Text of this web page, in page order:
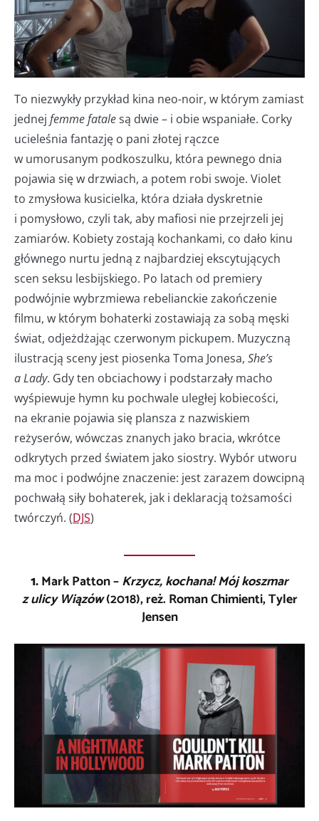
To niezwykły przykład kina neo-noir, w którym zamiast
jednej femme fatalesą dwie – i obie wspaniałe. Corky
ucieleśnia fantazję o pani złotej rączce
w umorusanym podkoszulku, która pewnego dnia
pojawia się w drzwiach, a potem robi swoje. Violet
to zmysłowa kusicielka, która działa dyskretnie
i pomysłowo, czyli tak, aby mafiosi nie przejrzeli jej
zamiarów. Kobiety zostają kochankami, co dało kinu
głównego nurtu jedną z najbardziej ekscytujących
scen seksu lesbijskiego. Po latach od premiery
podwójnie wybrzmiewa rebelianckie zakończenie
filmu, w którym bohaterki zostawiają za sobą męski
świat, odjeżdżając czerwonym pickupem. Muzyczną
ilustracją sceny jest piosenka Toma Jonesa, She’s
a Lady. Gdy ten obciachowy i podstarzały macho
wyśpiewuje hymn ku pochwale uległej kobiecości,
na ekranie pojawia się plansza z nazwiskiem
reżyserów, wówczas znanych jako bracia, wkrótce
odkrytych przed światem jako siostry. Wybór utworu
ma moc i podwójne znaczenie: jest zarazem dowcipną
pochwałą siły bohaterek, jak i deklaracją tożsamości
twórczyń. (DJS)
1.Mark Patton –Krzycz, kochana! Mój koszmar
z ulicy Wiązów(2018), reż. Roman Chimienti, Tyler
Jensen